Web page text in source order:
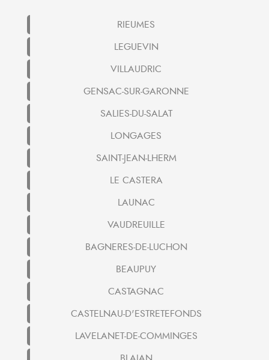
RIEUMES
LEGUEVIN
VILLAUDRIC
GENSAC-SUR-GARONNE
SALIES-DU-SALAT
LONGAGES
SAINT-JEAN-LHERM
LE CASTERA
LAUNAC
VAUDREUILLE
BAGNERES-DE-LUCHON
BEAUPUY
CASTAGNAC
CASTELNAU-D'ESTRETEFONDS
LAVELANET-DE-COMMINGES